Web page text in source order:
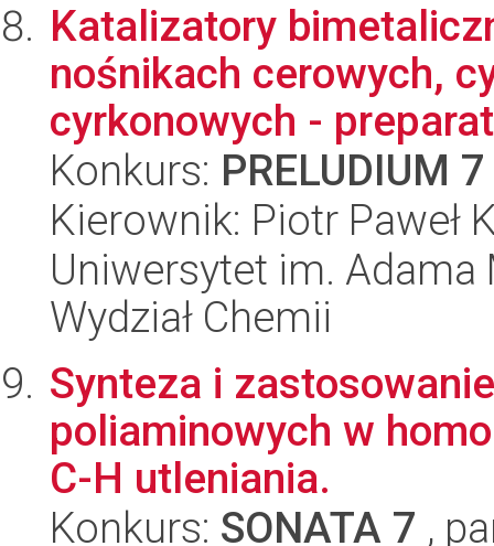
Katalizatory
nośnikach cerowych,
cyrkonowych -
Konkurs: PRELUDIUM 7
Kierownik: Piotr Paweł
Uniwersytet im.
Wydział Chemii
Synteza i
poliaminowych w
C-H utleniania.
Konkurs: SONATA 7 ,